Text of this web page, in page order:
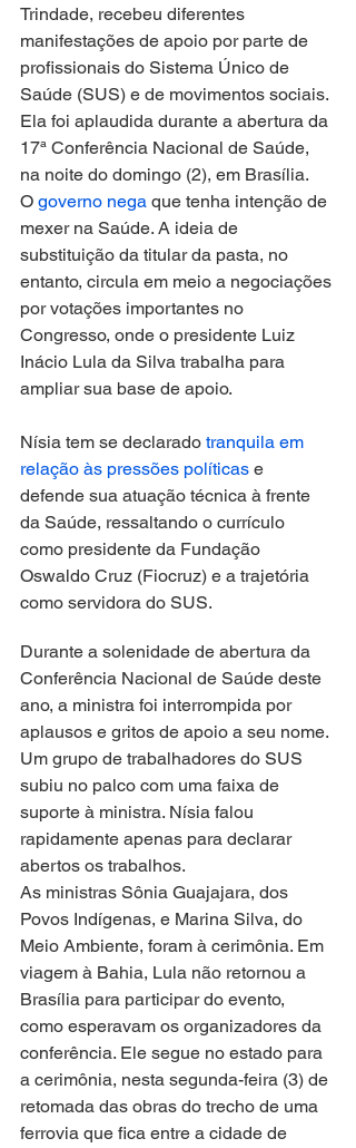
Trindade, recebeu diferentes
manifestações de apoio por parte de
profissionais do Sistema Único de
Saúde (SUS) e de movimentos sociais.
Ela foi aplaudida durante a abertura da
17ª Conferência Nacional de Saúde,
na noite do domingo (2), em Brasília.
O governo nega que tenha intenção de
mexer na Saúde. A ideia de
substituição da titular da pasta, no
entanto, circula em meio a negociações
por votações importantes no
Congresso, onde o presidente Luiz
Inácio Lula da Silva trabalha para
ampliar sua base de apoio.
Nísia tem se declarado tranquila em
relação às pressões políticas e
defende sua atuação técnica à frente
da Saúde, ressaltando o currículo
como presidente da Fundação
Oswaldo Cruz (Fiocruz) e a trajetória
como servidora do SUS.
Durante a solenidade de abertura da
Conferência Nacional de Saúde deste
ano, a ministra foi interrompida por
aplausos e gritos de apoio a seu nome.
Um grupo de trabalhadores do SUS
subiu no palco com uma faixa de
suporte à ministra. Nísia falou
rapidamente apenas para declarar
abertos os trabalhos.
As ministras Sônia Guajajara, dos
Povos Indígenas, e Marina Silva, do
Meio Ambiente, foram à cerimônia. Em
viagem à Bahia, Lula não retornou a
Brasília para participar do evento,
como esperavam os organizadores da
conferência. Ele segue no estado para
a cerimônia, nesta segunda-feira (3) de
retomada das obras do trecho de uma
ferrovia que fica entre a cidade de